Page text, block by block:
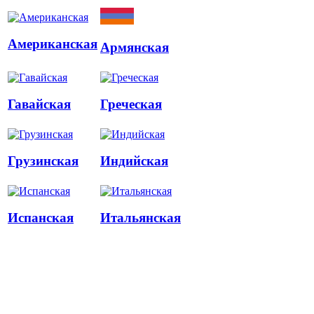
АмериканскаяАрмянская
Гавайская Греческая
Грузинская Индийская
Испанская Итальянская